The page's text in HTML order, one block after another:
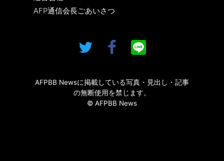
AFP通信会長ごあいさつ
AFPBB Newsに掲載している写真・見出し・記事
の無断使用を禁じます。
© AFPBB News